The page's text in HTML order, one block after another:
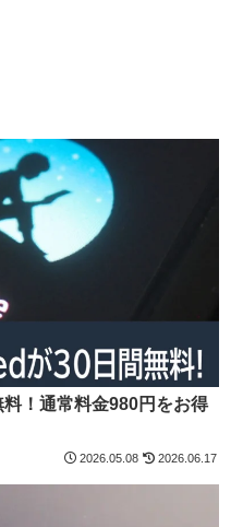
！通常料金980円をお得
2026.05.08 2026.06.17